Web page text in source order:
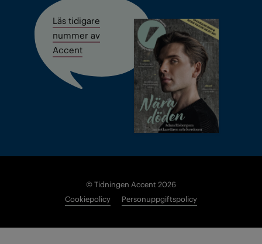
Läs tidigare
nummer av
Accent
© Tidningen Accent 2026
Cookiepolicy
Personuppgiftspolicy